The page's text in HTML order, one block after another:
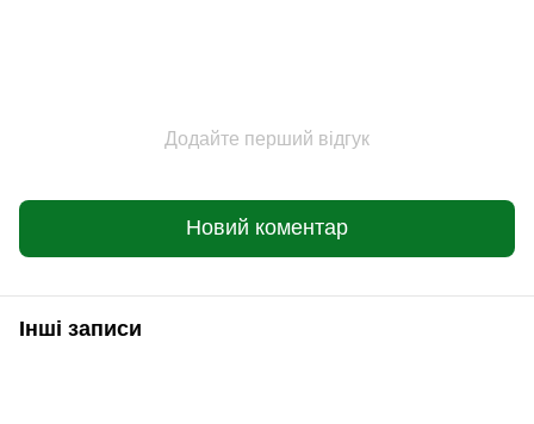
Додайте перший відгук
Новий коментар
Інші записи